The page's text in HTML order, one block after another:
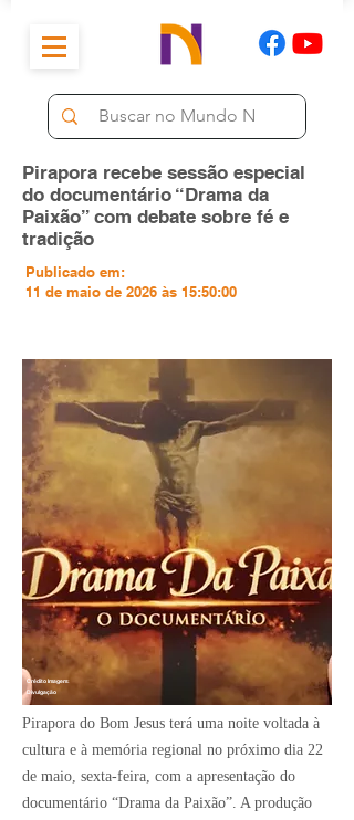
Pirapora recebe sessão especial
do documentário “Drama da
Paixão” com debate sobre fé e
tradição
Publicado em:
11 de maio de 2026 às 15:50:00
Divulgação
Crédito Imagem:
Pirapora do Bom Jesus terá uma noite voltada à
cultura e à memória regional no próximo dia 22
de maio, sexta-feira, com a apresentação do
documentário “Drama da Paixão”. A produção